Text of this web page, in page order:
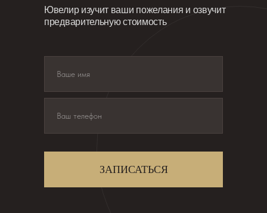
Ювелир изучит ваши пожелания и озвучит
предварительную стоимость
ЗАПИСАТЬСЯ